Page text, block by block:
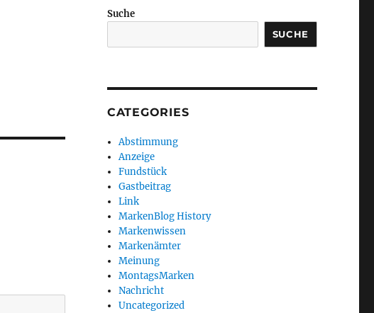
Suche
SUCHE
CATEGORIES
Abstimmung
Anzeige
Fundstück
Gastbeitrag
Link
MarkenBlog History
Markenwissen
Markenämter
Meinung
MontagsMarken
Nachricht
Uncategorized